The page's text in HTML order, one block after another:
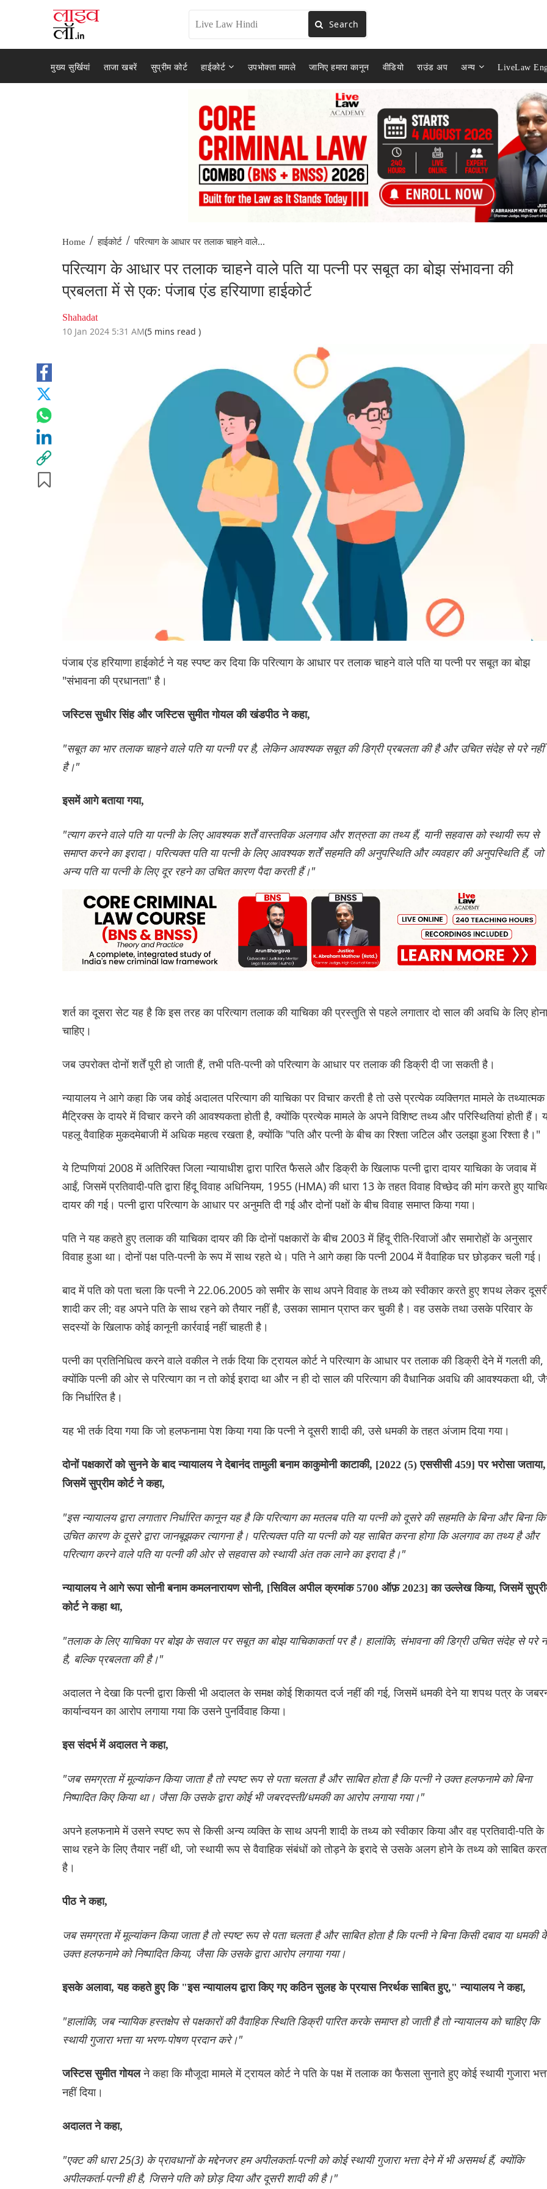
Search
मुख्य सुर्खियां ताजा खबरें सुप्रीम कोर्ट हाईकोर्ट उपभोक्ता मामले जानिए हमारा कानून वीडियो राउंड अप अन्य LiveLaw
Home / हाईकोर्ट / परित्याग के आधार पर तलाक चाहने वाले...
परित्याग के आधार पर तलाक चाहने वाले पति या पत्नी पर सबूत का बोझ संभावना की
प्रबलता में से एक: पंजाब एंड हरियाणा हाईकोर्ट
Shahadat
10 Jan 2024 5:31 AM(5 mins read )
पंजाब एंड हरियाणा हाईकोर्ट ने यह स्पष्ट कर दिया कि परित्याग के आधार पर तलाक चाहने वाले पति या पत्नी पर सबूत का बोझ
"संभावना की प्रधानता" है।
जस्टिस सुधीर सिंह और जस्टिस सुमीत गोयल की खंडपीठ ने कहा,
"सबूत का भार तलाक चाहने वाले पति या पत्नी पर है, लेकिन आवश्यक सबूत की डिग्री प्रबलता की है और उचित संदेह से परे नहीं
है।"
इसमें आगे बताया गया,
"त्याग करने वाले पति या पत्नी के लिए आवश्यक शर्तें वास्तविक अलगाव और शत्रुता का तथ्य हैं, यानी सहवास को स्थायी रूप से
समाप्त करने का इरादा। परित्यक्त पति या पत्नी के लिए आवश्यक शर्तें सहमति की अनुपस्थिति और व्यवहार की अनुपस्थिति हैं, जो
अन्य पति या पत्नी के लिए दूर रहने का उचित कारण पैदा करती हैं।"
शर्त का दूसरा सेट यह है कि इस तरह का परित्याग तलाक की याचिका की प्रस्तुति से पहले लगातार दो साल की अवधि के लिए होना
चाहिए।
जब उपरोक्त दोनों शर्तें पूरी हो जाती हैं, तभी पति-पत्नी को परित्याग के आधार पर तलाक की डिक्री दी जा सकती है।
न्यायालय ने आगे कहा कि जब कोई अदालत परित्याग की याचिका पर विचार करती है तो उसे प्रत्येक व्यक्तिगत मामले के तथ्यात्मक
मैट्रिक्स के दायरे में विचार करने की आवश्यकता होती है, क्योंकि प्रत्येक मामले के अपने विशिष्ट तथ्य और परिस्थितियां होती हैं।
पहलू वैवाहिक मुकदमेबाजी में अधिक महत्व रखता है, क्योंकि "पति और पत्नी के बीच का रिश्ता जटिल और उलझा हुआ रिश्ता है।"
ये टिप्पणियां 2008 में अतिरिक्त जिला न्यायाधीश द्वारा पारित फैसले और डिक्री के खिलाफ पत्नी द्वारा दायर याचिका के जवाब में
आईं, जिसमें प्रतिवादी-पति द्वारा हिंदू विवाह अधिनियम, 1955 (HMA) की धारा 13 के तहत विवाह विच्छेद की मांग करते हुए
दायर की गई। पत्नी द्वारा परित्याग के आधार पर अनुमति दी गई और दोनों पक्षों के बीच विवाह समाप्त किया गया।
पति ने यह कहते हुए तलाक की याचिका दायर की कि दोनों पक्षकारों के बीच 2003 में हिंदू रीति-रिवाजों और समारोहों के अनुसार
विवाह हुआ था। दोनों पक्ष पति-पत्नी के रूप में साथ रहते थे। पति ने आगे कहा कि पत्नी 2004 में वैवाहिक घर छोड़कर चली गई।
बाद में पति को पता चला कि पत्नी ने 22.06.2005 को समीर के साथ अपने विवाह के तथ्य को स्वीकार करते हुए शपथ लेकर
शादी कर ली; वह अपने पति के साथ रहने को तैयार नहीं है, उसका सामान प्राप्त कर चुकी है। वह उसके तथा उसके परिवार के
सदस्यों के खिलाफ कोई कानूनी कार्रवाई नहीं चाहती है।
पत्नी का प्रतिनिधित्व करने वाले वकील ने तर्क दिया कि ट्रायल कोर्ट ने परित्याग के आधार पर तलाक की डिक्री देने में गलती की,
क्योंकि पत्नी की ओर से परित्याग का न तो कोई इरादा था और न ही दो साल की परित्याग की वैधानिक अवधि की आवश्यकता थी,
कि निर्धारित है।
यह भी तर्क दिया गया कि जो हलफनामा पेश किया गया कि पत्नी ने दूसरी शादी की, उसे धमकी के तहत अंजाम दिया गया।
दोनों पक्षकारों को सुनने के बाद न्यायालय ने देबानंद तामुली बनाम काकुमोनी काटाकी, [2022 (5) एससीसी 459] पर भरोसा जताया,
जिसमें सुप्रीम कोर्ट ने कहा,
"इस न्यायालय द्वारा लगातार निर्धारित कानून यह है कि परित्याग का मतलब पति या पत्नी को दूसरे की सहमति के बिना और बिना
उचित कारण के दूसरे द्वारा जानबूझकर त्यागना है। परित्यक्त पति या पत्नी को यह साबित करना होगा कि अलगाव का तथ्य है और
परित्याग करने वाले पति या पत्नी की ओर से सहवास को स्थायी अंत तक लाने का इरादा है।"
न्यायालय ने आगे रूपा सोनी बनाम कमलनारायण सोनी, [सिविल अपील क्रमांक 5700 ऑफ़ 2023] का उल्लेख किया, जिसमें
कोर्ट ने कहा था,
"तलाक के लिए याचिका पर बोझ के सवाल पर सबूत का बोझ याचिकाकर्ता पर है। हालांकि, संभावना की डिग्री उचित संदेह से परे
है, बल्कि प्रबलता की है।"
अदालत ने देखा कि पत्नी द्वारा किसी भी अदालत के समक्ष कोई शिकायत दर्ज नहीं की गई, जिसमें धमकी देने या शपथ पत्र के
कार्यान्वयन का आरोप लगाया गया कि उसने पुनर्विवाह किया।
इस संदर्भ में अदालत ने कहा,
"जब समग्रता में मूल्यांकन किया जाता है तो स्पष्ट रूप से पता चलता है और साबित होता है कि पत्नी ने उक्त हलफनामे को बिना
निष्पादित किए किया था। जैसा कि उसके द्वारा कोई भी जबरदस्ती/धमकी का आरोप लगाया गया।"
अपने हलफनामे में उसने स्पष्ट रूप से किसी अन्य व्यक्ति के साथ अपनी शादी के तथ्य को स्वीकार किया और वह प्रतिवादी-पति के
साथ रहने के लिए तैयार नहीं थी, जो स्थायी रूप से वैवाहिक संबंधों को तोड़ने के इरादे से उसके अलग होने के तथ्य को साबित
है।
पीठ ने कहा,
जब समग्रता में मूल्यांकन किया जाता है तो स्पष्ट रूप से पता चलता है और साबित होता है कि पत्नी ने बिना किसी दबाव या धमकी
उक्त हलफनामे को निष्पादित किया, जैसा कि उसके द्वारा आरोप लगाया गया।
इसके अलावा, यह कहते हुए कि "इस न्यायालय द्वारा किए गए कठिन सुलह के प्रयास निरर्थक साबित हुए," न्यायालय ने कहा,
"हालांकि, जब न्यायिक हस्तक्षेप से पक्षकारों की वैवाहिक स्थिति डिक्री पारित करके समाप्त हो जाती है तो न्यायालय को चाहिए कि
स्थायी गुजारा भत्ता या भरण-पोषण प्रदान करे।"
जस्टिस सुमीत गोयलने कहा कि मौजूदा मामले में ट्रायल कोर्ट ने पति के पक्ष में तलाक का फैसला सुनाते हुए कोई स्थायी गुजारा
नहीं दिया।
अदालत ने कहा,
"एक्ट की धारा 25(3) के प्रावधानों के मद्देनजर हम अपीलकर्ता-पत्नी को कोई स्थायी गुजारा भत्ता देने में भी असमर्थ हैं, क्योंकि
अपीलकर्ता-पत्नी ही है, जिसने पति को छोड़ दिया और दूसरी शादी की है।"